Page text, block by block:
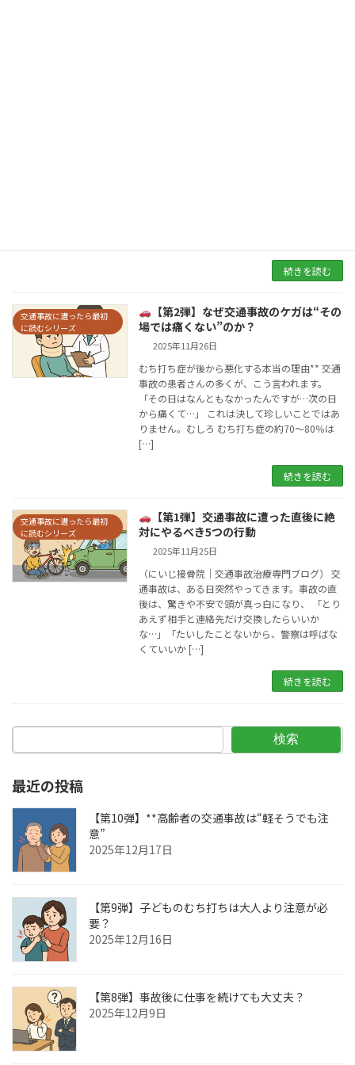
続きを読む
交通事故に遭ったら最初
に読むシリーズ
【第2弾】なぜ交通事故のケガは“その
場では痛くない”のか？
2025年11月26日
むち打ち症が後から悪化する本当の理由** 交通
事故の患者さんの多くが、こう言われます。
「その日はなんともなかったんですが…次の日
から痛くて…」 これは決して珍しいことではあ
りません。むしろ むち打ち症の約70〜80％は
[…]
続きを読む
交通事故に遭ったら最初
に読むシリーズ
【第1弾】交通事故に遭った直後に絶
対にやるべき5つの行動
2025年11月25日
（にいじ接骨院｜交通事故治療専門ブログ） 交
通事故は、ある日突然やってきます。事故の直
後は、驚きや不安で頭が真っ白になり、 「とり
あえず相手と連絡先だけ交換したらいいか
な…」「たいしたことないから、警察は呼ばな
くていいか […]
続きを読む
検索
最近の投稿
【第10弾】**高齢者の交通事故は“軽そうでも注
意”
2025年12月17日
【第9弾】子どものむち打ちは大人より注意が必
要？
2025年12月16日
【第8弾】事故後に仕事を続けても大丈夫？
2025年12月9日